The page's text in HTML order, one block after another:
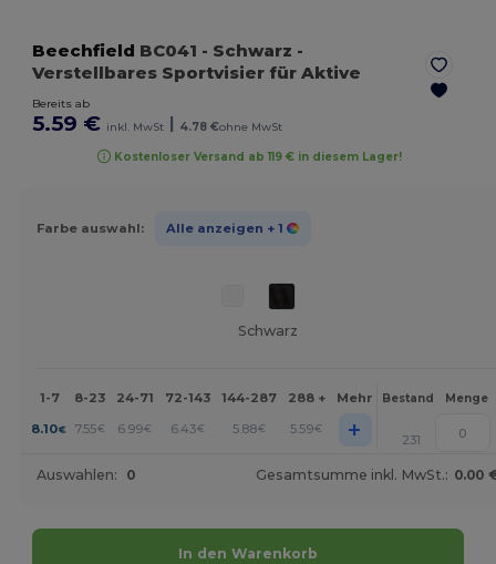
Beechfield BC041 - Schwarz -
Verstellbares Sportvisier für Aktive
Bereits ab
5.59 € inkl. MwSt | 4.78 €ohne MwSt
Kostenloser Versand ab 119 € in diesem Lager!
Farbe auswahl: Alle anzeigen + 1
Schwarz
1-7 8-23 24-71 72-143 144-287 288 + Mehr Bestand Menge
8.10€ 7.55€ 6.99€ 6.43€ 5.88€ 5.59€ + 231
Auswahlen: 0 Gesamtsumme inkl. MwSt.: 0.00
In den Warenkorb